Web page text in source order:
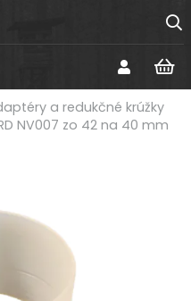
a redukčné krúžky
NV007 zo 42 na 40 mm